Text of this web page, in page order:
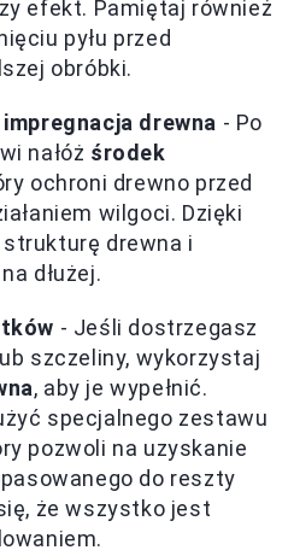
efekt. Pamiętaj również
pyłu przed
obróbki.
drewna - Po
nałóż środek
ochroni drewno przed
wilgoci. Dzięki
drewna i
dłużej.
- Jeśli dostrzegasz
szczeliny, wykorzystaj
, aby je wypełnić.
specjalnego zestawu
pozwoli na uzyskanie
do reszty
że wszystko jest